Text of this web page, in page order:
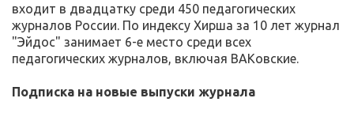
входит в двадцатку среди 450 педагогических
журналов России. По индексу Хирша за 10 лет журнал
"Эйдос" занимает 6-е место среди всех
педагогических журналов, включая ВАКовские.
Подписка на новые выпуски журнала